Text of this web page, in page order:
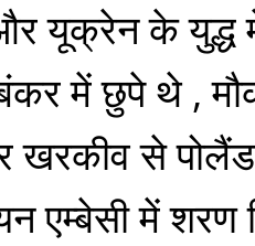
यूक्रेन के
में छुपे थे ,
से पोलैंड
एम्बेसी में